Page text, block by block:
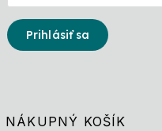
Prihlásiť sa
NÁKUPNÝ KOŠÍK